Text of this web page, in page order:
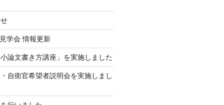
学会 情報更新
論文書き方講座」を実施しました
自衛官希望者説明会を実施しまし